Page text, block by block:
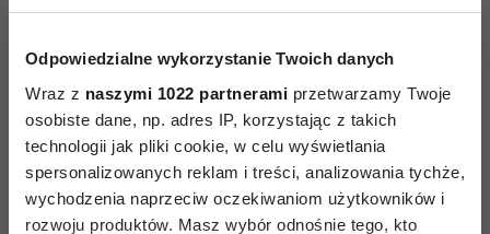
Odpowiedzialne wykorzystanie Twoich danych
Wraz z naszymi 1022 partnerami przetwarzamy Twoje
osobiste dane, np. adres IP, korzystając z takich
technologii jak pliki cookie, w celu wyświetlania
spersonalizowanych reklam i treści, analizowania tychże,
wychodzenia naprzeciw oczekiwaniom użytkowników i
rozwoju produktów. Masz wybór odnośnie tego, kto
przestrzeni publicznych, instytucji kultury,
wreszcie o język ideologii, który każe
stygmatyzować inność i wykluczyć poza nawias
społeczny, tych, których nie stać na czynsz,
którzy ani piękni, ani bogaci się nie wydają -
wszystkie one zostają postawione w spektaklu